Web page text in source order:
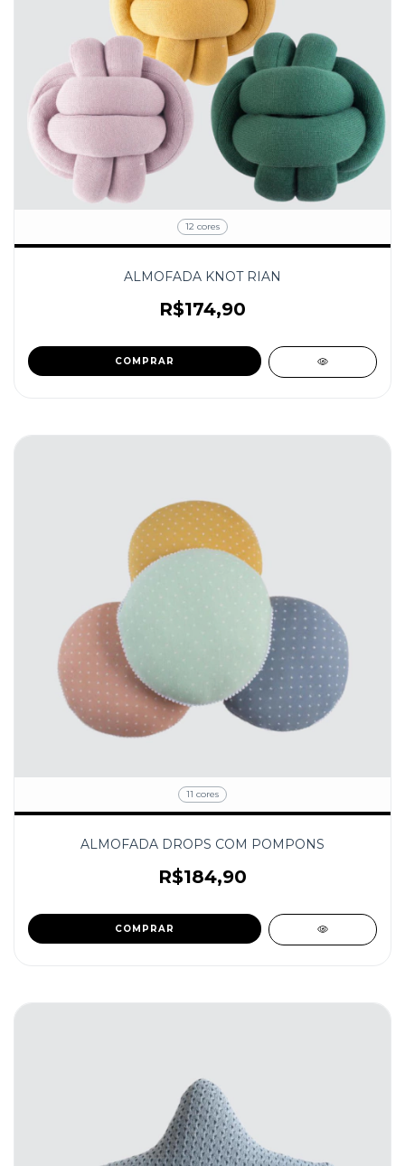
12 cores
ALMOFADA KNOT RIAN
R$174,90
COMPRAR
11 cores
ALMOFADA DROPS COM POMPONS
R$184,90
COMPRAR